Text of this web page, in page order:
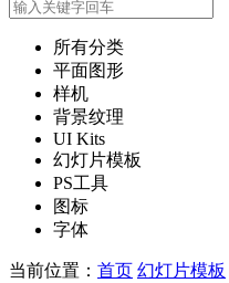
所有分类
平面图形
样机
背景纹理
UI Kits
幻灯片模板
PS工具
图标
字体
当前位置： 首页 幻灯片模板